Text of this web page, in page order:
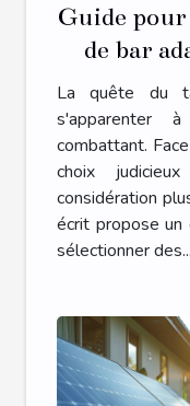
Guide
de bar
La quête du
s'apparenter
combattant.
choix
considération
écrit propose un
sélectionner des...